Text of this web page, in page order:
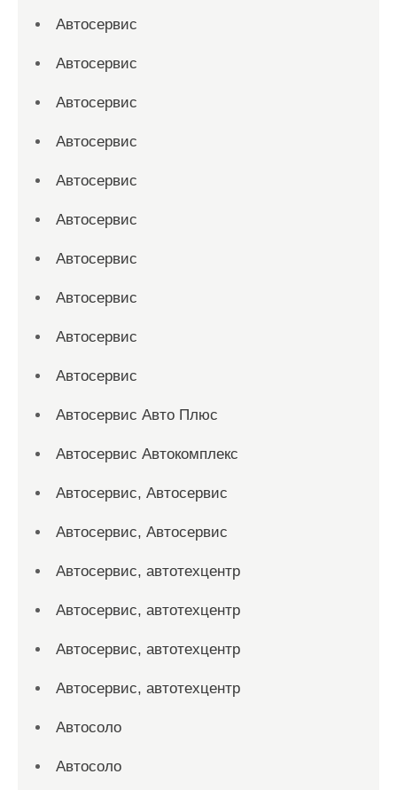
Автосервис
Автосервис
Автосервис
Автосервис
Автосервис
Автосервис
Автосервис
Автосервис
Автосервис
Автосервис
Автосервис Авто Плюс
Автосервис Автокомплекс
Автосервис, Автосервис
Автосервис, Автосервис
Автосервис, автотехцентр
Автосервис, автотехцентр
Автосервис, автотехцентр
Автосервис, автотехцентр
Автосоло
Автосоло